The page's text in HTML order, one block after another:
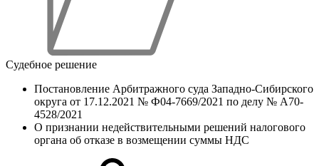
Судебное решение
Постановление Арбитражного суда Западно-Сибирского
округа от 17.12.2021 № Ф04-7669/2021 по делу № А70-
4528/2021
О признании недействительными решений налогового
органа об отказе в возмещении суммы НДС